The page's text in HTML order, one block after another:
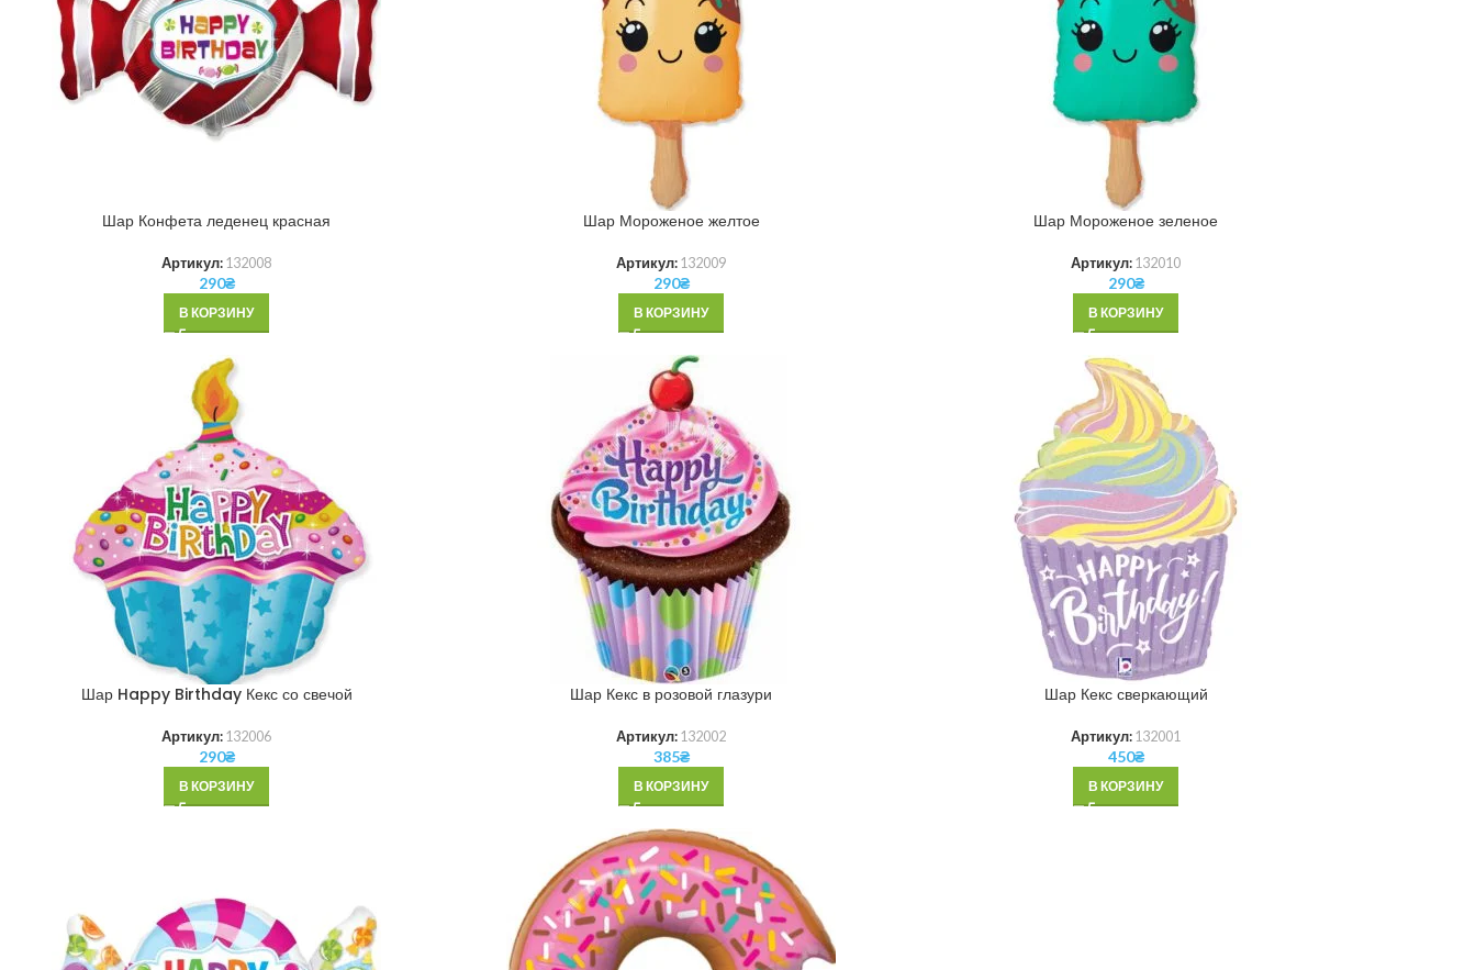
Шар Конфета леденец красная
Артикул: 132008
290₴
В КОРЗИНУ
Шар Мороженое желтое
Артикул: 132009
290₴
В КОРЗИНУ
Шар Мороженое зеленое
Артикул: 132010
290₴
В КОРЗИНУ
Шар Happy Birthday Кекс со свечой
Артикул: 132006
290₴
В КОРЗИНУ
Шар Кекс в розовой глазури
Артикул: 132002
385₴
В КОРЗИНУ
Шар Кекс сверкающий
Артикул: 132001
450₴
В КОРЗИНУ